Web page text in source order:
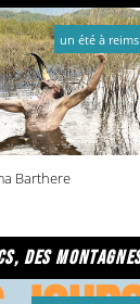
Barthere
un été à reims